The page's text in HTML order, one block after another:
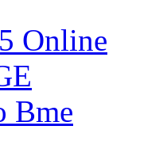
Online
Bme